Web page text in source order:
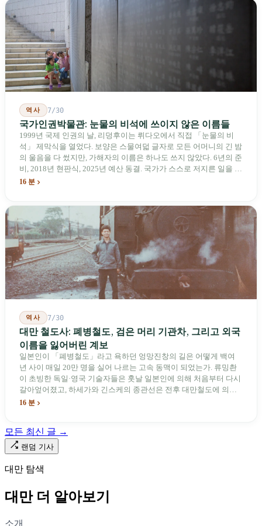
를 드러낸다: 타이완의 진입이 너무 느려 미국 스스로가 입법을 통해
장벽을 낮춰야 한다는 점이다. 타이완에서 46년간 원격 조종 장난감
비행기를 만들어 온 한 회사가 오하이오주에 두 번째 공장을 건설할
계획을 세우고 있다.
역사 7/30
국가인권박물관: 눈물의 비석에 쓰이지 않은 이름들
1999년 국제 인권의 날, 리덩후이는 뤼다오에서 직접 「눈물의 비
석」 제막식을 열었다. 보양은 스물여덟 글자로 모든 어머니의 긴 밤
의 울음을 다 썼지만, 가해자의 이름은 하나도 쓰지 않았다. 6년의 준
비, 2018년 현판식, 2025년 예산 동결. 국가가 스스로 저지른 일을 기
념하기 위해 스스로 세운 박물관. 계엄 해제 39년 동안 사법 재판을
16 분
역사 7/30
대만 철도사: 폐병철도, 검은 머리 기관차, 그리고 외국
이름을 잃어버린 계보
일본인이 「폐병철도」라고 욕하던 엉망진창의 길은 어떻게 백여
년 사이 매일 20만 명을 실어 나르는 고속 동맥이 되었는가. 류밍촨
이 초빙한 독일·영국 기술자들은 훗날 일본인에 의해 처음부터 다시
갈아엎어졌고, 하세가와 긴스케의 종관선은 전후 대만철도에 의해
이름과 번호가 바뀌었다. 세대마다 앞선 세대의 기록을 주석으로 밀
다. 마침내 푸유마·타로코 세대에 이르러서야 원주민 지명이 다시 철
로 위에 깔렸다.
16 분
모든 최신 글 →
랜덤 기사
대만 탐색
대만 더 알아보기
소개